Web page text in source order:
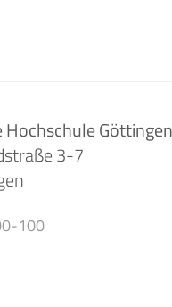
Göttingen
3-7
100